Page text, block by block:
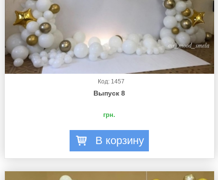
Код: 1457
Выпуск 8
грн.
В корзину